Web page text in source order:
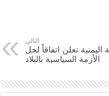
التالي
اليمنية تعلن اتفاقاً لحل
الأزمة السياسية بالبلاد